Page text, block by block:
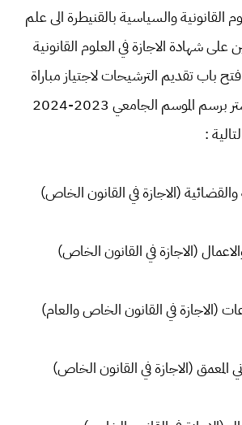
القانونية والسياسية بالقنيطرة الى علم
على شهادة الاجازة في العلوم القانونية
باب تقديم الترشيحات لاجتياز مباراة
الولوج الى سلك الماستر برسم الموسم الجامعي 2023-2024
:
والقضائية (الاجازة في القانون الخاص)
(الاجازة في القانون الخاص)
(الاجازة في القانون الخاص والعام)
المعمق (الاجازة في القانون الخاص)